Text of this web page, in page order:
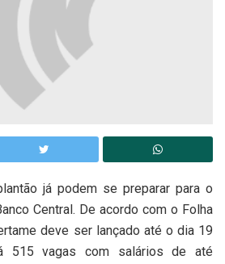
já podem se preparar para o
Central. De acordo com o Folha
deve ser lançado até o dia 19
515 vagas com salários de até